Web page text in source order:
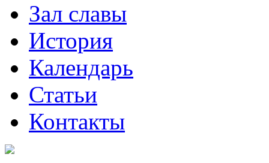
Зал славы
История
Календарь
Статьи
Контакты